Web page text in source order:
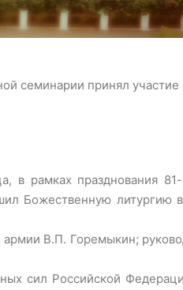
семинарии принял участие
в рамках празднования
Божественную литургию
В.П. Горемыкин;
сил Российской